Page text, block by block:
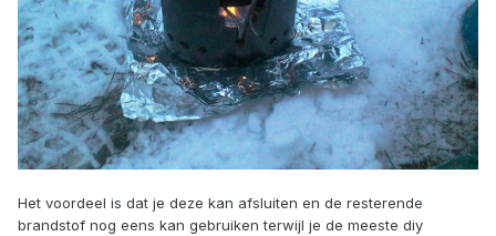
Het voordeel is dat je deze kan afsluiten en de resterende
brandstof nog eens kan gebruiken terwijl je de meeste diy